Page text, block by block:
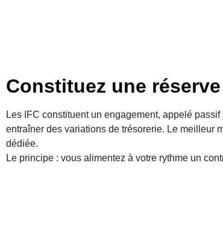
Constituez une
Les IFC constituent un engagement, appelé
entraîner des variations de trésorerie. Le meilleur
dédiée.
Le principe : vous alimentez à votre rythme un